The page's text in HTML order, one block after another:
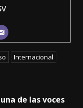
Internacional
de las voces